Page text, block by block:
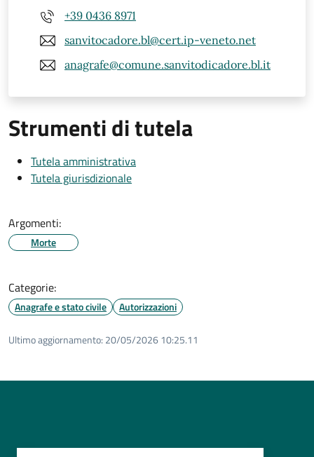
+39 0436 8971
sanvitocadore.bl@cert.ip-veneto.net
anagrafe@comune.sanvitodicadore.bl.it
Strumenti di tutela
Tutela amministrativa
Tutela giurisdizionale
Argomenti:
Morte
Categorie:
Anagrafe e stato civile Autorizzazioni
Ultimo aggiornamento: 20/05/2026 10:25.11